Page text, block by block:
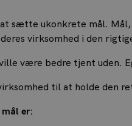
sætte ukonkrete mål.
virksomhed i den
være bedre tjent uden.
til at holde den
er: